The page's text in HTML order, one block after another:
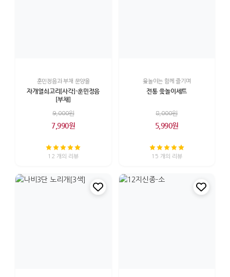
훈민정음과 부채 문양을
자개열쇠고리[사각]-훈민정음
[부채]
9,000원
7,990원
12 개의 리뷰
윷놀이는 함께 즐기며
전통 윷놀이세트
8,000원
5,990원
15 개의 리뷰